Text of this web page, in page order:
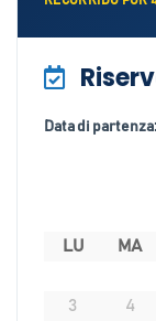
Data di partenza:
LU MA
3
4